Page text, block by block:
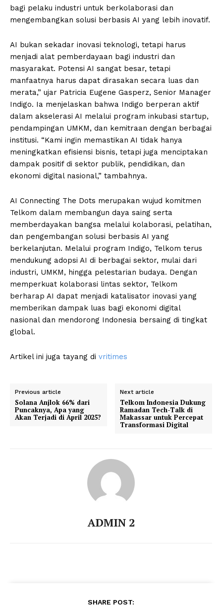
bagi pelaku industri untuk berkolaborasi dan
mengembangkan solusi berbasis AI yang lebih inovatif.
AI bukan sekadar inovasi teknologi, tetapi harus
menjadi alat pemberdayaan bagi industri dan
masyarakat. Potensi AI sangat besar, tetapi
manfaatnya harus dapat dirasakan secara luas dan
merata,” ujar Patricia Eugene Gasperz, Senior Manager
Indigo. Ia menjelaskan bahwa Indigo berperan aktif
dalam akselerasi AI melalui program inkubasi startup,
pendampingan UMKM, dan kemitraan dengan berbagai
institusi. “Kami ingin memastikan AI tidak hanya
meningkatkan efisiensi bisnis, tetapi juga menciptakan
dampak positif di sektor publik, pendidikan, dan
ekonomi digital nasional,” tambahnya.
AI Connecting The Dots merupakan wujud komitmen
Telkom dalam membangun daya saing serta
memberdayakan bangsa melalui kolaborasi, pelatihan,
dan pengembangan solusi berbasis AI yang
berkelanjutan. Melalui program Indigo, Telkom terus
mendukung adopsi AI di berbagai sektor, mulai dari
industri, UMKM, hingga pelestarian budaya. Dengan
memperkuat kolaborasi lintas sektor, Telkom
berharap AI dapat menjadi katalisator inovasi yang
memberikan dampak luas bagi ekonomi digital
nasional dan mendorong Indonesia bersaing di tingkat
global.
Artikel ini juga tayang di vritimes
Previous article
Solana Anjlok 66% dari
Puncaknya, Apa yang
Akan Terjadi di April 2025?
Next article
Telkom Indonesia Dukung
Ramadan Tech-Talk di
Makassar untuk Percepat
Transformasi Digital
ADMIN 2
SHARE POST: